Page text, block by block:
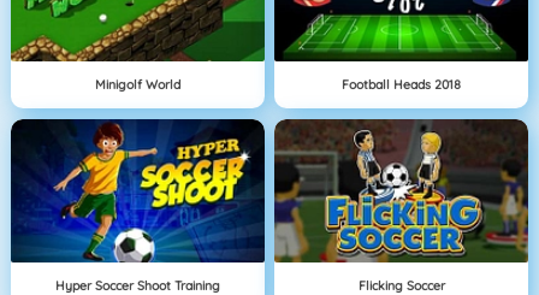
Minigolf World Football Heads 2018
Hyper Soccer Shoot Training Flicking Soccer